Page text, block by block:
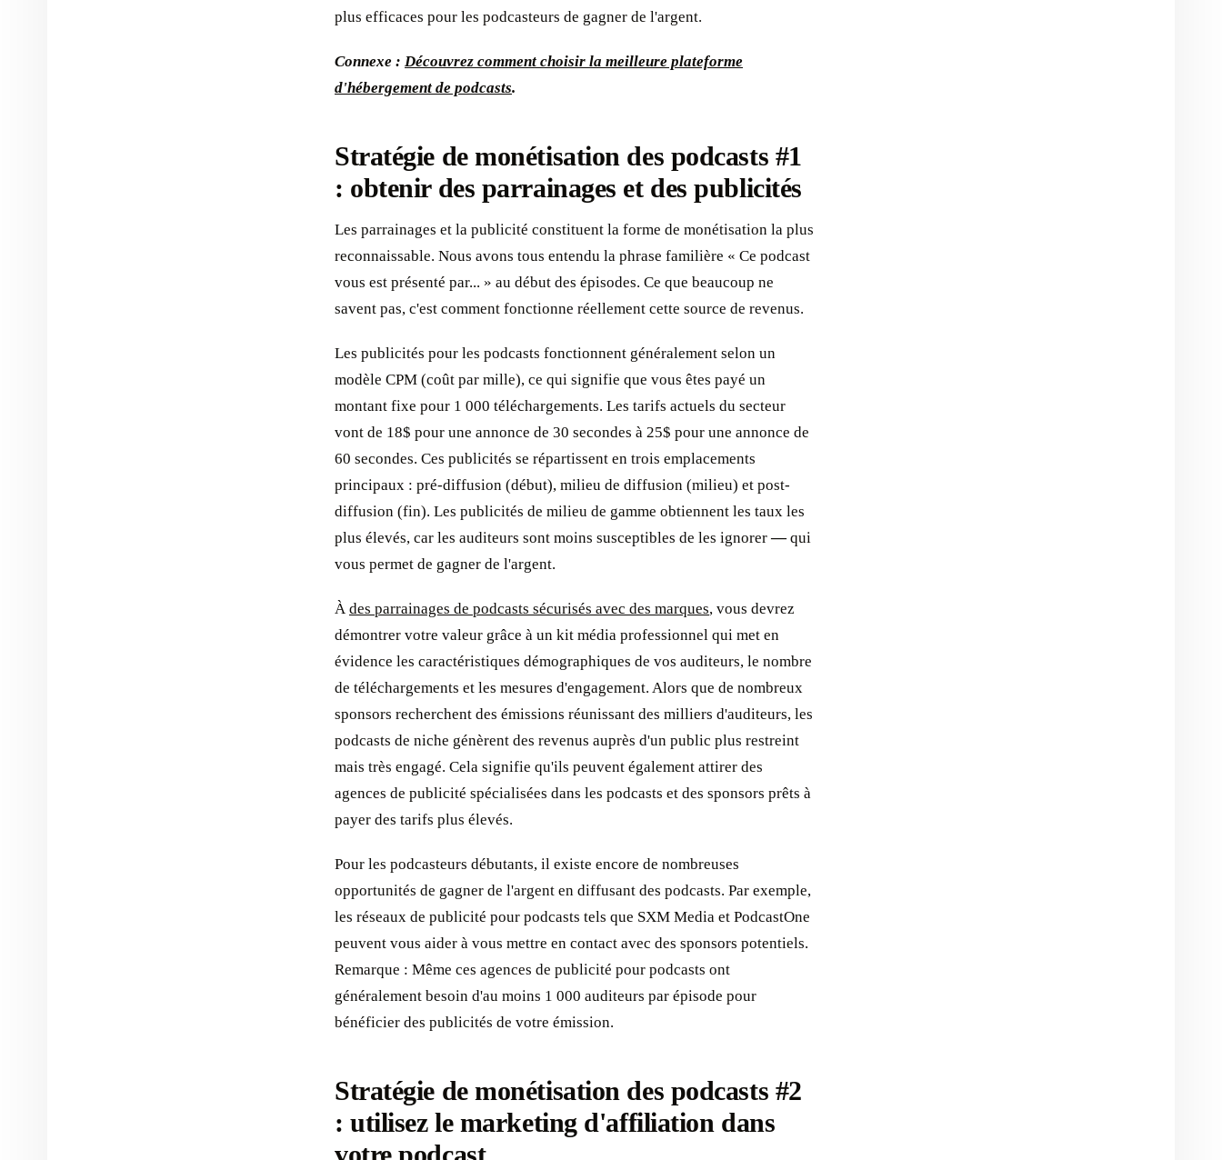
plus efficaces pour les podcasteurs de gagner de l'argent.
Connexe : Découvrez comment choisir la meilleure plateforme
d'hébergement de podcasts.
Stratégie de monétisation des podcasts #1
: obtenir des parrainages et des publicités
Les parrainages et la publicité constituent la forme de monétisation la plus
reconnaissable. Nous avons tous entendu la phrase familière « Ce podcast
vous est présenté par... » au début des épisodes. Ce que beaucoup ne
savent pas, c'est comment fonctionne réellement cette source de revenus.
Les publicités pour les podcasts fonctionnent généralement selon un
modèle CPM (coût par mille), ce qui signifie que vous êtes payé un
montant fixe pour 1 000 téléchargements. Les tarifs actuels du secteur
vont de 18$ pour une annonce de 30 secondes à 25$ pour une annonce de
60 secondes. Ces publicités se répartissent en trois emplacements
principaux : pré-diffusion (début), milieu de diffusion (milieu) et post-
diffusion (fin). Les publicités de milieu de gamme obtiennent les taux les
plus élevés, car les auditeurs sont moins susceptibles de les ignorer—qui
vous permet de gagner de l'argent.
À des parrainages de podcasts sécurisés avec des marques, vous devrez
démontrer votre valeur grâce à un kit média professionnel qui met en
évidence les caractéristiques démographiques de vos auditeurs, le nombre
de téléchargements et les mesures d'engagement. Alors que de nombreux
sponsors recherchent des émissions réunissant des milliers d'auditeurs, les
podcasts de niche génèrent des revenus auprès d'un public plus restreint
mais très engagé. Cela signifie qu'ils peuvent également attirer des
agences de publicité spécialisées dans les podcasts et des sponsors prêts à
payer des tarifs plus élevés.
Pour les podcasteurs débutants, il existe encore de nombreuses
opportunités de gagner de l'argent en diffusant des podcasts. Par exemple,
les réseaux de publicité pour podcasts tels que SXM Media et PodcastOne
peuvent vous aider à vous mettre en contact avec des sponsors potentiels.
Remarque : Même ces agences de publicité pour podcasts ont
généralement besoin d'au moins 1 000 auditeurs par épisode pour
bénéficier des publicités de votre émission.
Stratégie de monétisation des podcasts #2
: utilisez le marketing d'affiliation dans